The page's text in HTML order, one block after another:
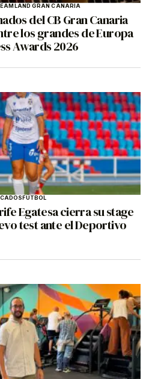
GRAN CANARIA
del CB Gran Canaria
los grandes de Europa
Awards 2026
FÚTBOL
Egatesa cierra su stage
test ante el Deportivo